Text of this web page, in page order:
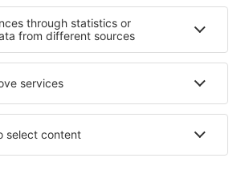
Küste Unterkunft in Nevada
Unterkunft auf Kreta
Anatolia